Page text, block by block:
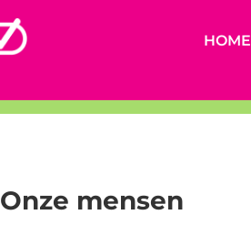
HOME
Onze mensen